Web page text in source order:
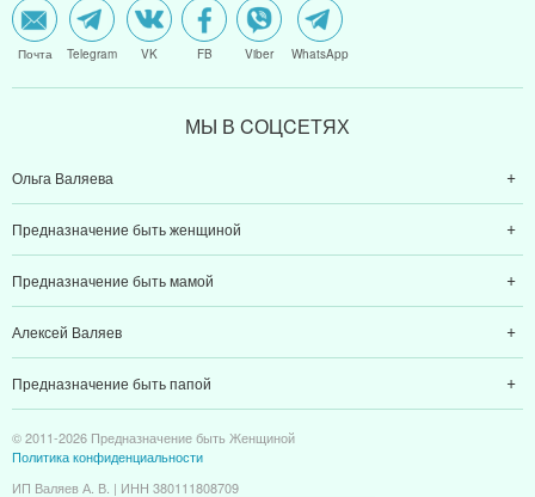
Почта Telegram VK FB Viber WhatsApp
МЫ В CОЦCЕТЯХ
Ольга Валяева
Предназначение быть женщиной
Предназначение быть мамой
Алексей Валяев
Предназначение быть папой
© 2011-2026 Предназначение быть Женщиной
Политика конфиденциальности
ИП Валяев А. В. | ИНН 380111808709